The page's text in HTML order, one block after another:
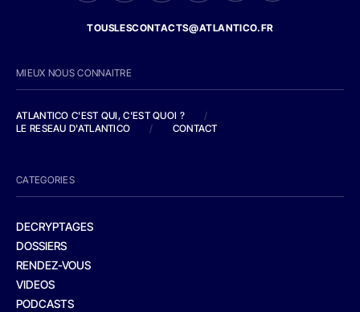
TOUSLESCONTACTS@ATLANTICO.FR
MIEUX NOUS CONNAITRE
ATLANTICO C'EST QUI, C'EST QUOI ?
/
LE RESEAU D'ATLANTICO
/ CONTACT
CATEGORIES
DECRYPTAGES
DOSSIERS
RENDEZ-VOUS
VIDEOS
PODCASTS